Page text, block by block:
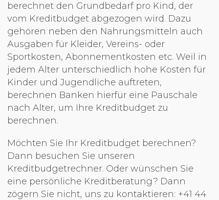
berechnet den Grundbedarf pro Kind, der
vom Kreditbudget abgezogen wird. Dazu
gehören neben den Nahrungsmitteln auch
Ausgaben für Kleider, Vereins- oder
Sportkosten, Abonnementkosten etc. Weil in
jedem Alter unterschiedlich hohe Kosten für
Kinder und Jugendliche auftreten,
berechnen Banken hierfür eine Pauschale
nach Alter, um Ihre Kreditbudget zu
berechnen.
Möchten Sie Ihr Kreditbudget berechnen?
Dann besuchen Sie unseren
Kreditbudgetrechner. Oder wünschen Sie
eine persönliche Kreditberatung? Dann
zögern Sie nicht, uns zu kontaktieren: +41 44